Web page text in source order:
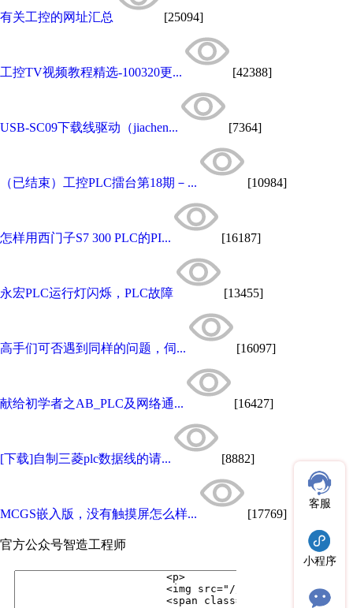
有关工控的网址汇总 [25094]
工控TV视频教程精选-100320更... [42388]
USB-SC09下载线驱动（jiachen... [7364]
（已结束）工控PLC擂台第18期－... [10984]
怎样用西门子S7 300 PLC的PI... [16187]
永宏PLC运行灯闪烁，PLC故障 [13455]
高手们可否遇到同样的问题，伺... [16097]
献给初学者之AB_PLC及网络通... [16427]
[下载]自制三菱plc数据线的请... [8882]
MCGS嵌入版，没有触摸屏怎么样... [17769]
官方公众号智造工程师
客服
小程序